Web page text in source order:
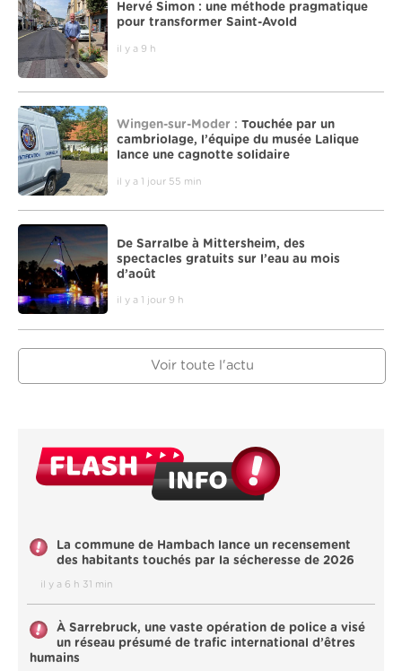
Hervé Simon : une méthode pragmatique
pour transformer Saint-Avold
il y a 9 h
Wingen-sur-Moder : Touchée par un
cambriolage, l’équipe du musée Lalique
lance une cagnotte solidaire
il y a 1 jour 55 min
De Sarralbe à Mittersheim, des
spectacles gratuits sur l’eau au mois
d’août
il y a 1 jour 9 h
Voir toute l'actu
La commune de Hambach lance un recensement
des habitants touchés par la sécheresse de 2026
il y a 6 h 31 min
À Sarrebruck, une vaste opération de police a visé
un réseau présumé de trafic international d’êtres
humains